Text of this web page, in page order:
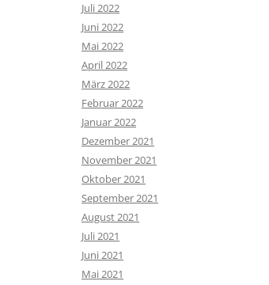
Juli 2022
Juni 2022
Mai 2022
April 2022
März 2022
Februar 2022
Januar 2022
Dezember 2021
November 2021
Oktober 2021
September 2021
August 2021
Juli 2021
Juni 2021
Mai 2021